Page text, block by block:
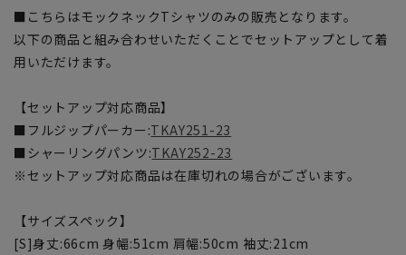
■こちらはモックネックTシャツのみの販売となります。
以下の商品と組み合わせいただくことでセットアップとして着
用いただけます。
【セットアップ対応商品】
■フルジップパーカー:TKAY251-23
■シャーリングパンツ:TKAY252-23
※セットアップ対応商品は在庫切れの場合がございます。
【サイズスペック】
[S]身丈:66cm 身幅:51cm 肩幅:50cm 袖丈:21cm